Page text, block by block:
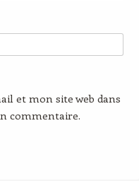
et mon site web dans
commentaire.